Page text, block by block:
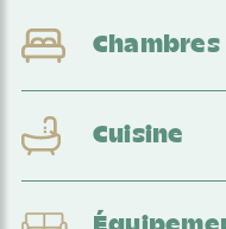
Chambres
Cuisine